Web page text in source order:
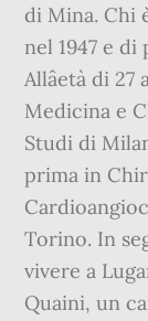
di Mina. Chi
nel 1947 e
Allâetà di
Medicina e
Studi di
prima in
Torino. In
vivere a
Quaini, un